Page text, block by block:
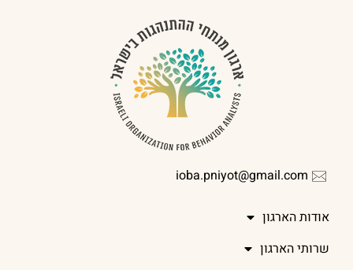
ioba.pniyot@gmail.com
אודות הארגון
שרותי הארגון